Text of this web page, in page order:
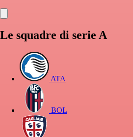
Le squadre di serie A
ATA
BOL